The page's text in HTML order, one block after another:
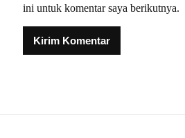
ini untuk komentar saya berikutnya.